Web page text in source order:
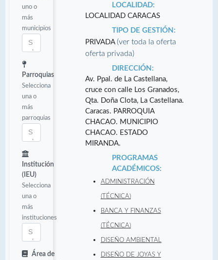
uno o
más
municipios
Parroquias
Selecciona
una o
más
parroquias
Institución
(IEU)
Selecciona
una o
más
instituciones
Área de
LOCALIDAD:
LOCALIDAD CARACAS
TIPO DE GESTIÓN:
PRIVADA (ver toda la oferta
oferta privada)
DIRECCIÓN:
Av. Ppal. de La Castellana,
cruce con calle Los Granados,
Qta. Doña Clota, La Castellana.
Caracas. PARROQUIA
CHACAO. MUNICIPIO
CHACAO. ESTADO
MIRANDA.
PROGRAMAS
ACADÉMICOS:
ADMINISTRACIÓN
(TÉCNICA)
BANCA Y FINANZAS
(TÉCNICA)
DISEÑO AMBIENTAL
DISEÑO DE JOYAS Y